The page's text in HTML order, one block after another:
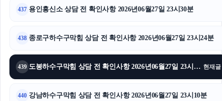
437 용인흥신소 상담 전 확인사항 2026년06월27일 23시30분
438 종로구하수구막힘 상담 전 확인사항 2026년06월27일 23시24분
439 도봉하수구막힘 상담 전 확인사항 2026년06월27일 23시15분 현재글
440 강남하수구막힘 상담 전 확인사항 2026년06월27일 23시10분